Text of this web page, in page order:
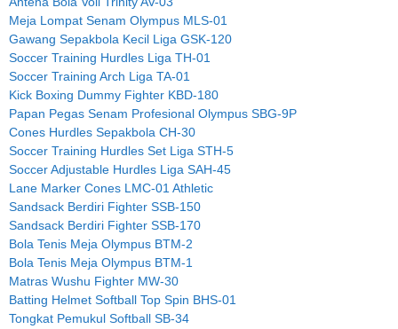
Meja Lompat Senam Olympus MLS-01
Gawang Sepakbola Kecil Liga GSK-120
Soccer Training Hurdles Liga TH-01
Soccer Training Arch Liga TA-01
Kick Boxing Dummy Fighter KBD-180
Papan Pegas Senam Profesional Olympus SBG-9P
Cones Hurdles Sepakbola CH-30
Soccer Training Hurdles Set Liga STH-5
Soccer Adjustable Hurdles Liga SAH-45
Lane Marker Cones LMC-01 Athletic
Sandsack Berdiri Fighter SSB-150
Sandsack Berdiri Fighter SSB-170
Bola Tenis Meja Olympus BTM-2
Bola Tenis Meja Olympus BTM-1
Matras Wushu Fighter MW-30
Batting Helmet Softball Top Spin BHS-01
Tongkat Pemukul Softball SB-34